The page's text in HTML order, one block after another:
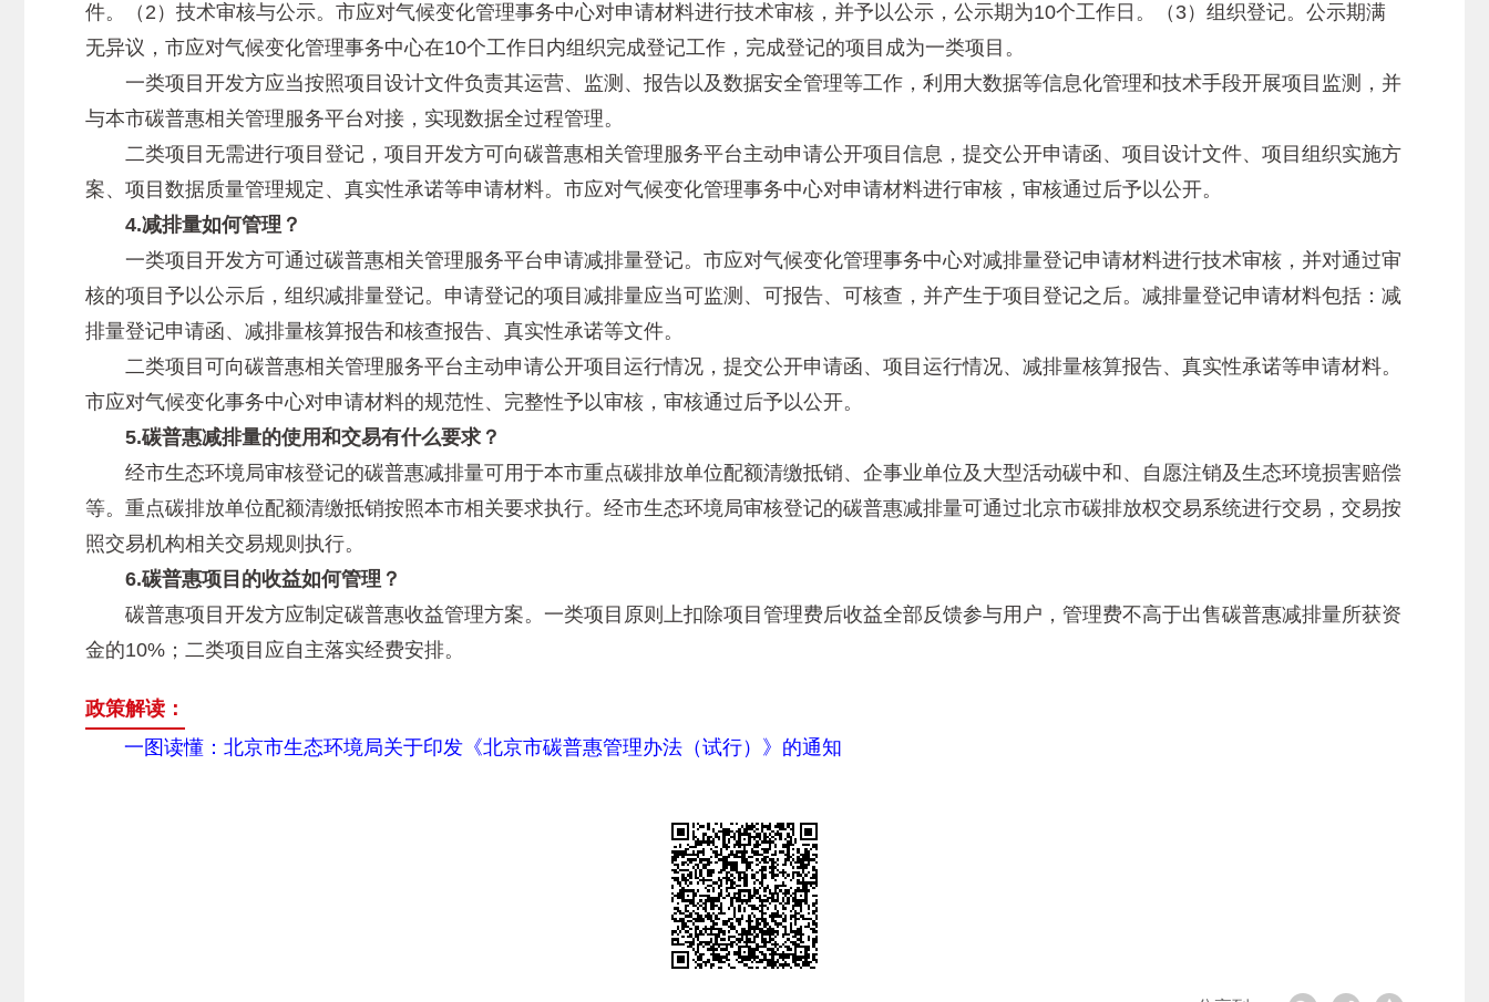
件。（2）技术审核与公示。市应对气候变化管理事务中心对申请材料进行技术审核，并予以公示，公示期为10个工作日。（3）组织登记。公示期满
无异议，市应对气候变化管理事务中心在10个工作日内组织完成登记工作，完成登记的项目成为一类项目。
一类项目开发方应当按照项目设计文件负责其运营、监测、报告以及数据安全管理等工作，利用大数据等信息化管理和技术手段开展项目监测，并
与本市碳普惠相关管理服务平台对接，实现数据全过程管理。
二类项目无需进行项目登记，项目开发方可向碳普惠相关管理服务平台主动申请公开项目信息，提交公开申请函、项目设计文件、项目组织实施方
案、项目数据质量管理规定、真实性承诺等申请材料。市应对气候变化管理事务中心对申请材料进行审核，审核通过后予以公开。
4.减排量如何管理？
一类项目开发方可通过碳普惠相关管理服务平台申请减排量登记。市应对气候变化管理事务中心对减排量登记申请材料进行技术审核，并对通过审
核的项目予以公示后，组织减排量登记。申请登记的项目减排量应当可监测、可报告、可核查，并产生于项目登记之后。减排量登记申请材料包括：减
排量登记申请函、减排量核算报告和核查报告、真实性承诺等文件。
二类项目可向碳普惠相关管理服务平台主动申请公开项目运行情况，提交公开申请函、项目运行情况、减排量核算报告、真实性承诺等申请材料。
市应对气候变化事务中心对申请材料的规范性、完整性予以审核，审核通过后予以公开。
5.碳普惠减排量的使用和交易有什么要求？
经市生态环境局审核登记的碳普惠减排量可用于本市重点碳排放单位配额清缴抵销、企事业单位及大型活动碳中和、自愿注销及生态环境损害赔偿
等。重点碳排放单位配额清缴抵销按照本市相关要求执行。经市生态环境局审核登记的碳普惠减排量可通过北京市碳排放权交易系统进行交易，交易按
照交易机构相关交易规则执行。
6.碳普惠项目的收益如何管理？
碳普惠项目开发方应制定碳普惠收益管理方案。一类项目原则上扣除项目管理费后收益全部反馈参与用户，管理费不高于出售碳普惠减排量所获资
金的10%；二类项目应自主落实经费安排。
政策解读：
一图读懂：北京市生态环境局关于印发《北京市碳普惠管理办法（试行）》的通知